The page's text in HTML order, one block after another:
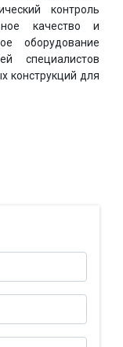
контроль
качество и
оборудование
специалистов
конструкций для